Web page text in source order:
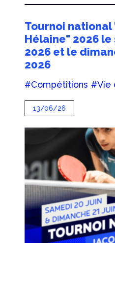
Tournoi national
Hélaine" 2026
2026 et le
2026
#Compétitions #Vie
13/06/26